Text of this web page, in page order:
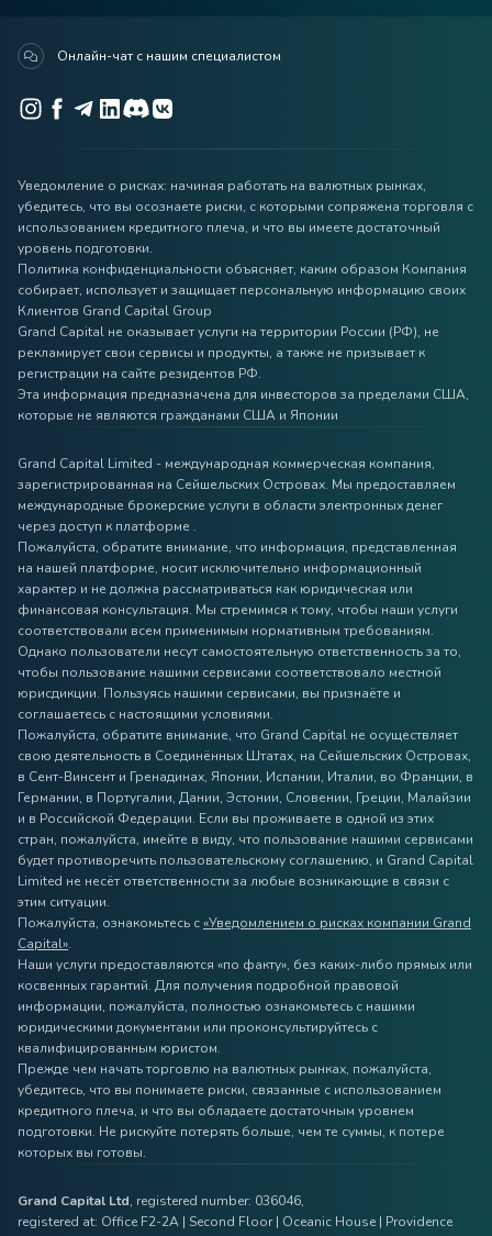
Онлайн-чат с нашим специалистом
Уведомление о рисках: начиная работать на валютных рынках,
убедитесь, что вы осознаете риски, с которыми сопряжена торговля с
использованием кредитного плеча, и что вы имеете достаточный
уровень подготовки.
Политика конфиденциальности объясняет, каким образом Компания
собирает, использует и защищает персональную информацию своих
Клиентов Grand Capital Group
Grand Capital не оказывает услуги на территории России (РФ), не
рекламирует свои сервисы и продукты, а также не призывает к
регистрации на сайте резидентов РФ.
Эта информация предназначена для инвесторов за пределами США,
которые не являются гражданами США и Японии
Grand Capital Limited - международная коммерческая компания,
зарегистрированная на Сейшельских Островах. Мы предоставляем
международные брокерские услуги в области электронных денег
через доступ к платформе .
Пожалуйста, обратите внимание, что информация, представленная
на нашей платформе, носит исключительно информационный
характер и не должна рассматриваться как юридическая или
финансовая консультация. Мы стремимся к тому, чтобы наши услуги
соответствовали всем применимым нормативным требованиям.
Однако пользователи несут самостоятельную ответственность за то,
чтобы пользование нашими сервисами соответствовало местной
юрисдикции. Пользуясь нашими сервисами, вы признаёте и
соглашаетесь с настоящими условиями.
Пожалуйста, обратите внимание, что Grand Capital не осуществляет
свою деятельность в Соединённых Штатах, на Сейшельских Островах,
в Сент-Винсент и Гренадинах, Японии, Испании, Италии, во Франции, в
Германии, в Португалии, Дании, Эстонии, Словении, Греции, Малайзии
и в Российской Федерации. Если вы проживаете в одной из этих
стран, пожалуйста, имейте в виду, что пользование нашими сервисами
будет противоречить пользовательскому соглашению, и Grand Capital
Limited не несёт ответственности за любые возникающие в связи с
этим ситуации.
Пожалуйста, ознакомьтесь с«Уведомлением о рисках компании Grand
Capital».
Наши услуги предоставляются «по факту», без каких-либо прямых или
косвенных гарантий. Для получения подробной правовой
информации, пожалуйста, полностью ознакомьтесь с нашими
юридическими документами или проконсультируйтесь с
квалифицированным юристом.
Прежде чем начать торговлю на валютных рынках, пожалуйста,
убедитесь, что вы понимаете риски, связанные с использованием
кредитного плеча, и что вы обладаете достаточным уровнем
подготовки. Не рискуйте потерять больше, чем те суммы, к потере
которых вы готовы.
Grand Capital Ltd, registered number: 036046,
registered at: Office F2-2A | Second Floor | Oceanic House | Providence